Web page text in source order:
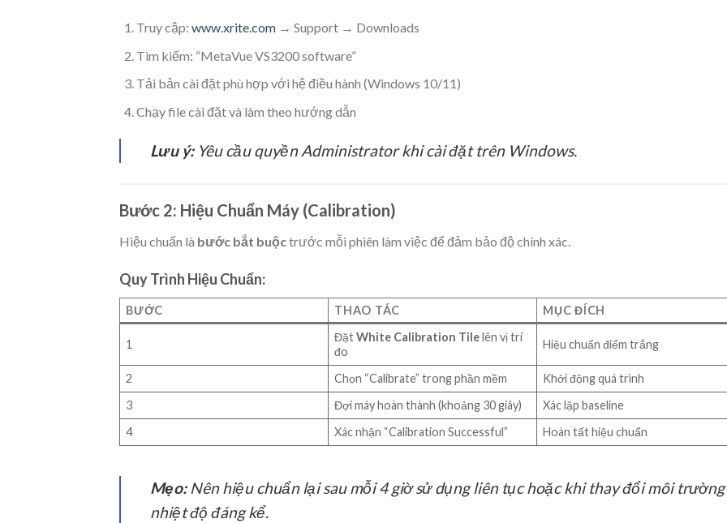
Truy cập: www.xrite.com→ Support → Downloads
Tìm kiếm: “MetaVue VS3200 software”
Tải bản cài đặt phù hợp với hệ điều hành (Windows 10/11)
Chạy file cài đặt và làm theo hướng dẫn
Lưu ý:Yêu cầu quyền Administrator khi cài đặt trên Windows.
Bước 2: Hiệu Chuẩn Máy (Calibration)
Hiệu chuẩn là bước bắt buộctrước mỗi phiên làm việc để đảm bảo độ chính xác.
Quy Trình Hiệu Chuẩn:
BƯỚC THAO TÁC MỤC ĐÍCH
1
ĐặtWhite Calibration Tile lên vị trí
đo
Hiệu chuẩn điểm trắng
2 Chọn “Calibrate” trong phần mềm
Khởi động quá trình
3
Đợi máy hoàn thành (khoảng 30 giây)
Xác lập baseline
4
Xác nhận “Calibration Successful” Hoàn tất hiệu chuẩn
Mẹo:Nên hiệu chuẩn lại sau mỗi 4 giờ sử dụng liên tục hoặc khi thay đổi môi trường
nhiệt độ đáng kể.